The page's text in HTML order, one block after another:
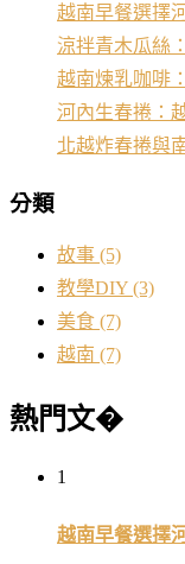
越南早餐選擇
涼拌青木瓜絲
越南煉乳咖啡
河內生春捲：
北越炸春捲與
分類
故事 (5)
教學DIY (3)
美食 (7)
越南 (7)
熱門文�
1
越南早餐選擇